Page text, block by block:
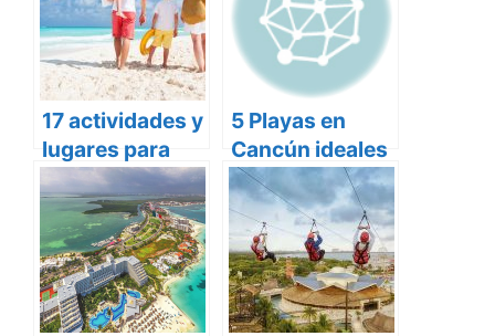
17 actividades y
lugares para
niños en
Cancún
5 Playas en
Cancún ideales
para Visitar con
niños